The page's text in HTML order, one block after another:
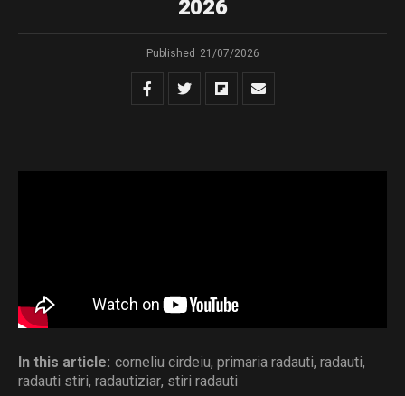
2026
Published 21/07/2026
In this article: corneliu cirdeiu, primaria radauti, radauti,
radauti stiri, radautiziar, stiri radauti